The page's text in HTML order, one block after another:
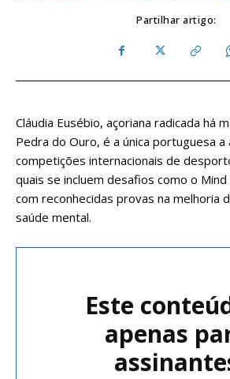
Partilhar artigo:
Cláudia Eusébio, açoriana radicada há
Pedra do Ouro, é a única portuguesa
competições internacionais de
quais se incluem desafios como o
com reconhecidas provas na melhoria
saúde mental.
Este
apenas